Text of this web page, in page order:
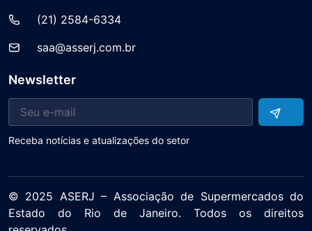
(21) 2584-6334
saa@asserj.com.br
Newsletter
Receba notícias e atualizações do setor
© 2025 ASERJ – Associação de Supermercados do
Estado do Rio de Janeiro. Todos os direitos